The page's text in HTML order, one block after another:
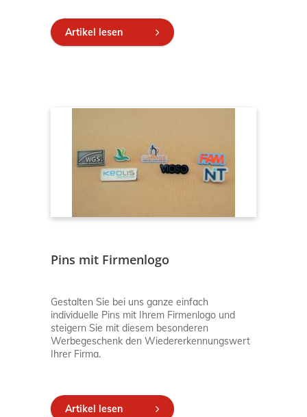
Artikel lesen
Pins mit Firmenlogo
Gestalten Sie bei uns ganze einfach
individuelle Pins mit Ihrem Firmenlogo und
steigern Sie mit diesem besonderen
Werbegeschenk den Wiedererkennungswert
Ihrer Firma.
Artikel lesen